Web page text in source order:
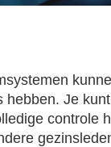
hebben. Je
controle